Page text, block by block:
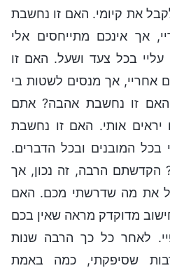
את קיומי. האם זו נחשבת
אך אינכם מתייחסים אלי
עליי בכל צעד ושעל. האם זו
אחריי, אך מנסים לשטות בי
האם זו נחשבת אהבה? אתם
יראים אותי. האם זו נחשבת
המובנים ובכל הדברים.
הרבה, זה נכון, אך
את מה שדרשתי מכם. האם
מדוקדק מראה שאין בכם
לאחר כל כך הרבה שנות
שסיפקתי, כמה באמת